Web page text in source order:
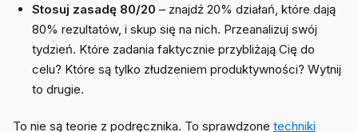
Stosuj zasadę 80/20 – znajdź 20% działań, które dają
80% rezultatów, i skup się na nich. Przeanalizuj swój
tydzień. Które zadania faktycznie przybliżają Cię do
celu? Które są tylko złudzeniem produktywności? Wytnij
to drugie.
To nie są teorie z podręcznika. To sprawdzone techniki